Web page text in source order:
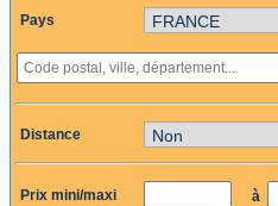
Pays
Distance
Prix mini/maxi à